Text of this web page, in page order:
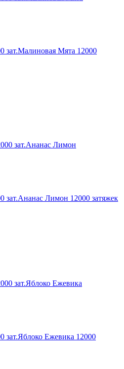
Мята 12000
Лимон 12000 затяжек
Ежевика 12000